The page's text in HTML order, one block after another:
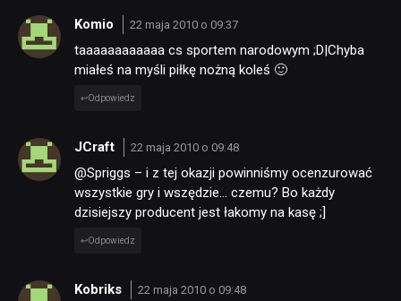
RECENZJE
PUBLICYSTYKA
Komio 22 maja 2010 o 09:37
taaaaaaaaaaaa cs sportem narodowym ;D|Chyba
miałeś na myśli piłkę nożną koleś 🙂
Odpowiedz
JCraft 22 maja 2010 o 09:48
@Spriggs – i z tej okazji powinniśmy ocenzurować
wszystkie gry i wszędzie… czemu? Bo każdy
dzisiejszy producent jest łakomy na kasę ;]
Odpowiedz
Kobriks 22 maja 2010 o 09:48